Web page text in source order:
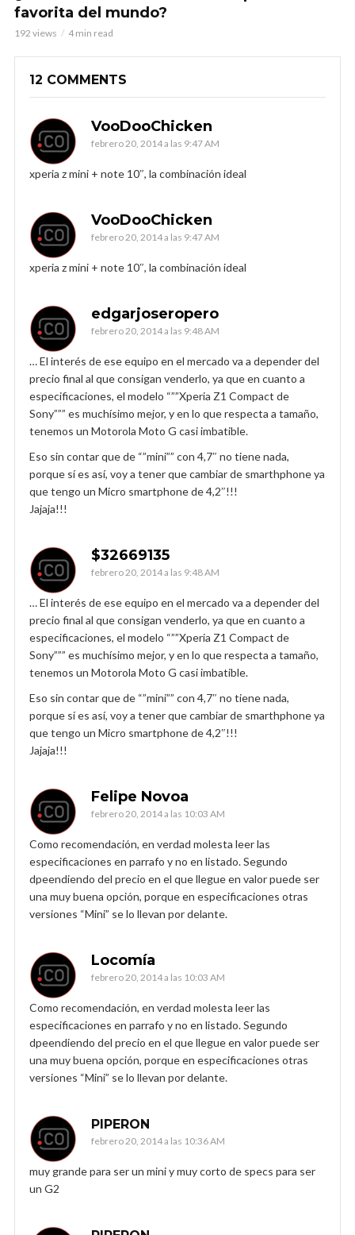
favorita del mundo?
192 views 4 min read
12 COMMENTS
VooDooChicken
febrero 20, 2014 a las 9:47 AM
xperia z mini + note 10″, la combinación ideal
VooDooChicken
febrero 20, 2014 a las 9:47 AM
xperia z mini + note 10″, la combinación ideal
edgarjoseropero
febrero 20, 2014 a las 9:48 AM
… El interés de ese equipo en el mercado va a depender del
precio final al que consigan venderlo, ya que en cuanto a
especificaciones, el modelo “””Xperia Z1 Compact de
Sony””” es muchísimo mejor, y en lo que respecta a tamaño,
tenemos un Motorola Moto G casi imbatible.
Eso sin contar que de “”mini”” con 4,7″ no tiene nada,
porque sí es así, voy a tener que cambiar de smarthphone ya
que tengo un Micro smartphone de 4,2″!!!
Jajaja!!!
$32669135
febrero 20, 2014 a las 9:48 AM
… El interés de ese equipo en el mercado va a depender del
precio final al que consigan venderlo, ya que en cuanto a
especificaciones, el modelo “””Xperia Z1 Compact de
Sony””” es muchísimo mejor, y en lo que respecta a tamaño,
tenemos un Motorola Moto G casi imbatible.
Eso sin contar que de “”mini”” con 4,7″ no tiene nada,
porque sí es así, voy a tener que cambiar de smarthphone ya
que tengo un Micro smartphone de 4,2″!!!
Jajaja!!!
Felipe Novoa
febrero 20, 2014 a las 10:03 AM
Como recomendación, en verdad molesta leer las
especificaciones en parrafo y no en listado. Segundo
dpeendiendo del precio en el que llegue en valor puede ser
una muy buena opción, porque en especificaciones otras
versiones “Mini” se lo llevan por delante.
Locomía
febrero 20, 2014 a las 10:03 AM
Como recomendación, en verdad molesta leer las
especificaciones en parrafo y no en listado. Segundo
dpeendiendo del precio en el que llegue en valor puede ser
una muy buena opción, porque en especificaciones otras
versiones “Mini” se lo llevan por delante.
PIPERON
febrero 20, 2014 a las 10:36 AM
muy grande para ser un mini y muy corto de specs para ser
un G2